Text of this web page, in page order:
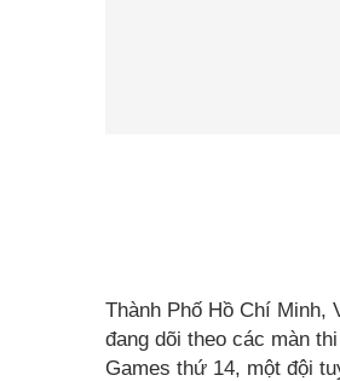
Thành Phố Hồ Chí Minh,
đang dõi theo các màn
Games thứ 14, một đội